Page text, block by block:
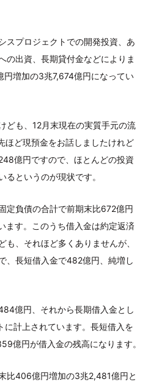
スプロジェクトでの開発投資、あ
の出資、長期貸付金などによりま
円増加の3兆7,674億円になってい
ども、12月末現在の実質手元の流
ど現預金をお話しましたけれど
億円ですので、ほとんどの投資
るというのが現状です。
定負債の合計で前期末比672億円
ます。このうち借入金は約定返済
も、それほど多くありませんが、
、長短借入金で482億円、純増し
億円、それから長期借入金とし
計上されています。長短借入を
億円が借入金の残高になります。
比406億円増加の3兆2,481億円と